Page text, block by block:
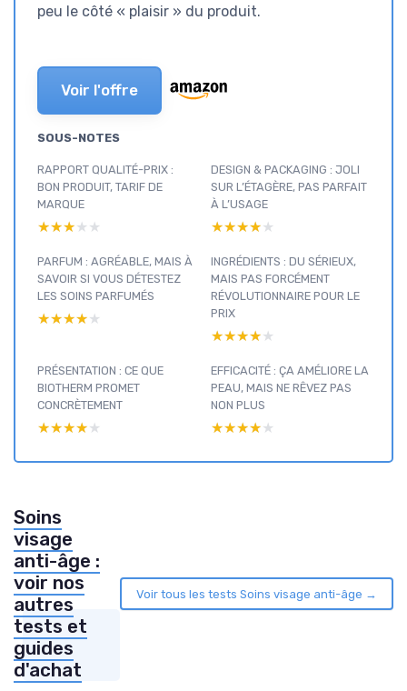
peu le côté « plaisir » du produit.
Voir l'offre
SOUS-NOTES
RAPPORT QUALITÉ-PRIX :
BON PRODUIT, TARIF DE
MARQUE
★★★★★
★★★★★
DESIGN & PACKAGING : JOLI
SUR L’ÉTAGÈRE, PAS PARFAIT
À L’USAGE
★★★★★
★★★★★
PARFUM : AGRÉABLE, MAIS À
SAVOIR SI VOUS DÉTESTEZ
LES SOINS PARFUMÉS
★★★★★
★★★★★
INGRÉDIENTS : DU SÉRIEUX,
MAIS PAS FORCÉMENT
RÉVOLUTIONNAIRE POUR LE
PRIX
★★★★★
★★★★★
PRÉSENTATION : CE QUE
BIOTHERM PROMET
CONCRÈTEMENT
★★★★★
★★★★★
EFFICACITÉ : ÇA AMÉLIORE LA
PEAU, MAIS NE RÊVEZ PAS
NON PLUS
★★★★★
★★★★★
Soins
visage
anti-âge :
voir nos
autres
tests et
guides
d'achat
Voir tous les tests Soins visage anti-âge →